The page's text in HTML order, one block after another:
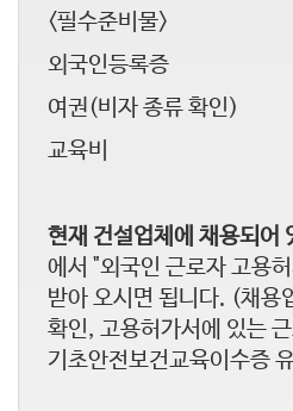
<필수준비물>
외국인등록증
여권(비자 종류 확인)
교육비
현재 건설업체에 채용되어
에서 "외국인 근로자 고용
받아 오시면 됩니다. (채용
확인, 고용허가서에 있는
기초안전보건교육이수증